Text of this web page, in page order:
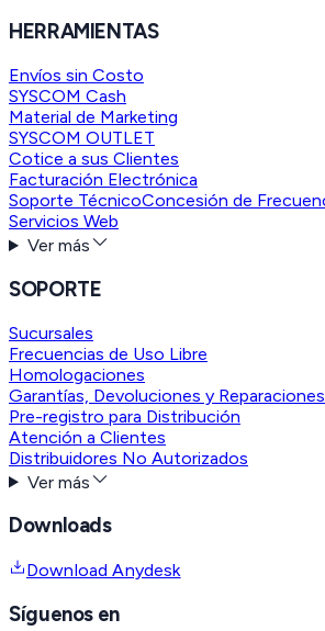
HERRAMIENTAS
Envíos sin Costo
SYSCOM Cash
Material de Marketing
SYSCOM OUTLET
Cotice a sus Clientes
Facturación Electrónica
Soporte TécnicoConcesión de
Servicios Web
Ver más
SOPORTE
Sucursales
Frecuencias de Uso Libre
Homologaciones
Garantías, Devoluciones y Reparaciones
Pre-registro para Distribución
Atención a Clientes
Distribuidores No Autorizados
Ver más
Downloads
Download Anydesk
Síguenos en